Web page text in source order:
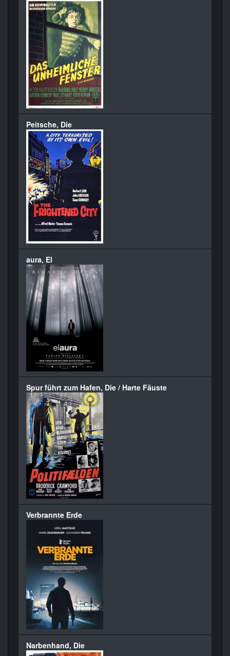
Peitsche, Die
aura, El
Spur führt zum Hafen, Die / Harte Fäuste
Verbrannte Erde
Narbenhand, Die